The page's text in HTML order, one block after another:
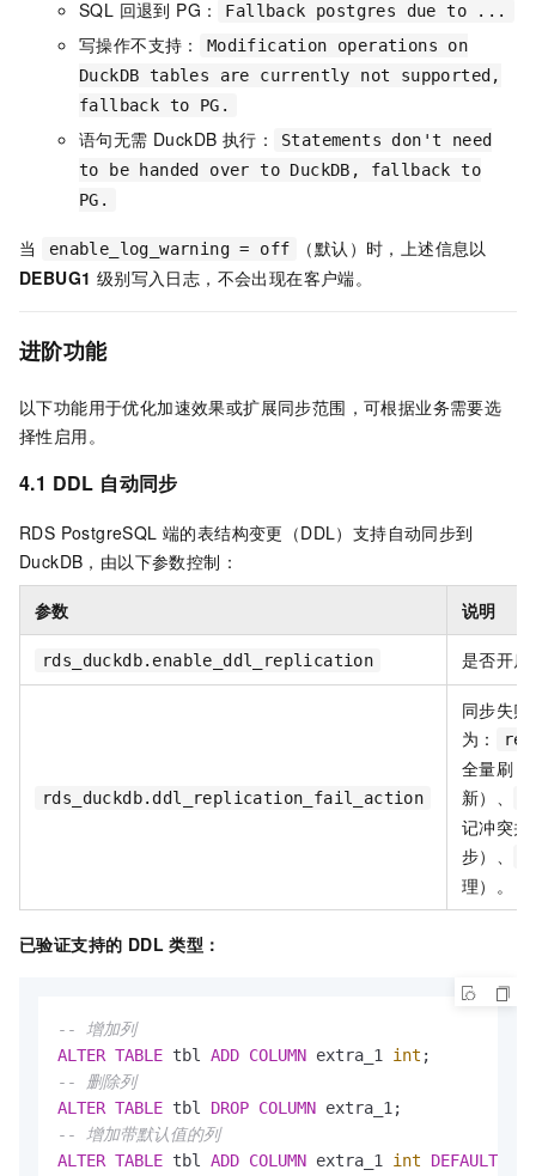
SQL 回退到 PG： Fallback postgres due to ...
写操作不支持：
Modification operations on
DuckDB tables are currently not supported,
fallback to PG.
语句无需 DuckDB 执行：
Statements don't need
to be handed over to DuckDB, fallback to
PG.
当 enable_log_warning = off
（默认）时，上述信息以
DEBUG1 级别写入日志，不会出现在客户端。
进阶功能
以下功能用于优化加速效果或扩展同步范围，可根据业务需要选
择性启用。
4.1 DDL 自动同步
RDS PostgreSQL 端的表结构变更（DDL）支持自动同步到
DuckDB，由以下参数控制：
参数 说明
rds_duckdb.enable_ddl_replication 是否开
rds_duckdb.ddl_replication_fail_action
同步失
为：
全量刷
新）、
记冲突并
步）、
理）。
已验证支持的 DDL 类型：
-- 增加列
ALTER TABLE tbl ADD COLUMN extra_1 int
-- 删除列
ALTER TABLE tbl DROP COLUMN
-- 增加带默认值的列
ALTER TABLE tbl ADD COLUMN extra_1 int DEFAULT